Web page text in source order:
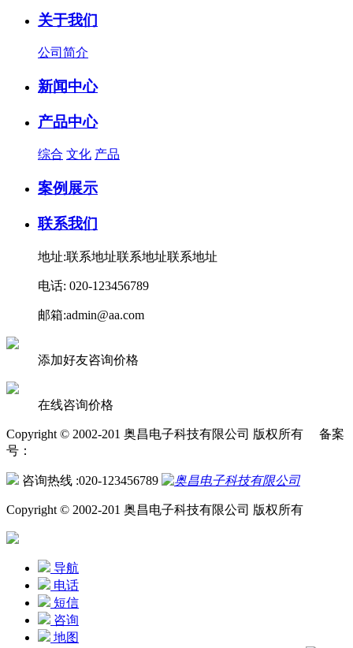
关于我们
公司简介
新闻中心
产品中心
综合 文化 产品
案例展示
联系我们
地址:联系地址联系地址联系地址
电话: 020-123456789
邮箱:admin@aa.com
添加好友咨询价格
在线咨询价格
Copyright © 2002-201 奥昌电子科技有限公司 版权所有 备案
号：
咨询热线 :020-123456789
Copyright © 2002-201 奥昌电子科技有限公司 版权所有
导航
电话
短信
咨询
地图